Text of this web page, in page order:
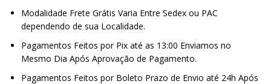
Modalidade Frete Grátis Varia Entre Sedex ou PAC
dependendo de sua Localidade.
Pagamentos Feitos por Pix até as 13:00 Enviamos no
Mesmo Dia Após Aprovação de Pagamento.
Pagamentos Feitos por Boleto Prazo de Envio até 24h Após